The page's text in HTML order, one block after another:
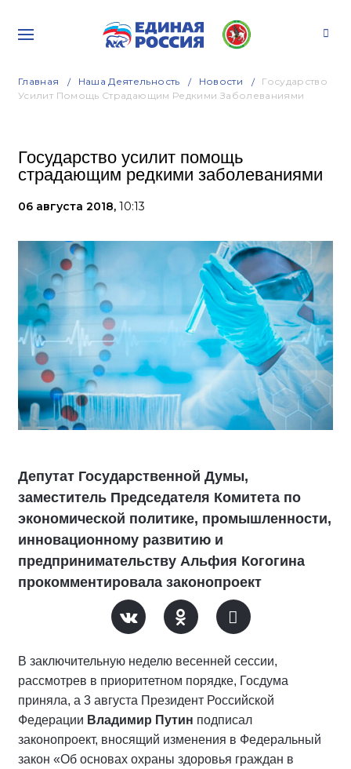
Главная Наша Деятельность Новости
Государство
Усилит Помощь Страдающим Редкими Заболеваниями
Государство усилит помощь
страдающим редкими заболеваниями
06 августа 2018, 10:13
Депутат Государственной Думы,
заместитель Председателя Комитета по
экономической политике, промышленности,
инновационному развитию и
предпринимательству Альфия Когогина
прокомментировала законопроект
В заключительную неделю весенней сессии,
рассмотрев в приоритетном порядке, Госдума
приняла, а 3 августа Президент Российской
Федерации Владимир Путин подписал
законопроект, вносящий изменения в Федеральный
закон «Об основах охраны здоровья граждан в